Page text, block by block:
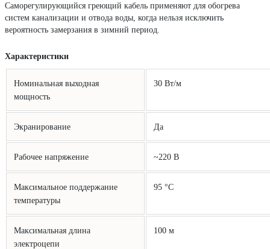
Саморегулирующийся греющий кабель применяют для обогрева
систем канализации и отвода воды, когда нельзя исключить
вероятность замерзания в зимний период.
Характеристики
Номинальная выходная
мощность
30 Вт/м
Экранирование Да
Рабочее напряжение ~220 В
Максимальное поддержание
температуры
95 °С
Максимальная длина
электроцепи
100 м